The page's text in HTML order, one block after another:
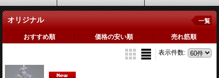
オリジナル 一覧
おすすめ順 価格の安い順 売れ筋順
表示件数: